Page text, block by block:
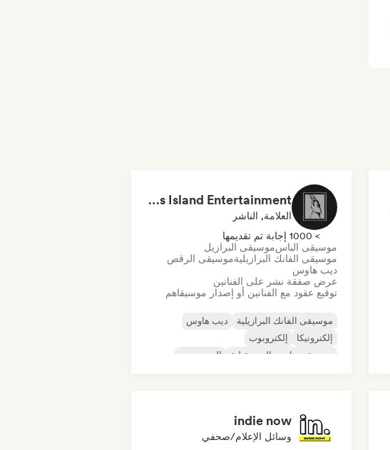
Dreamers Island Entertainment
العلامة, الناشر
> 1000 إجابة تم تقديمها
موسيقى الباسموسيقى البرازيل
موسيقى الفانك البرازيليةموسيقى الرقص
ديب هاوس
عرض صفقة نشر على الفنانين
توقيع عقود مع الفنانين أو إصدار موسيقاهم
موسيقى الفانك البرازيلية
ديب هاوس
إلكترونيكا
إلكتروبوب
موسيقى هاوس المستقبلية
الهيب هوب
indie now
وسائل الإعلام/صحفي